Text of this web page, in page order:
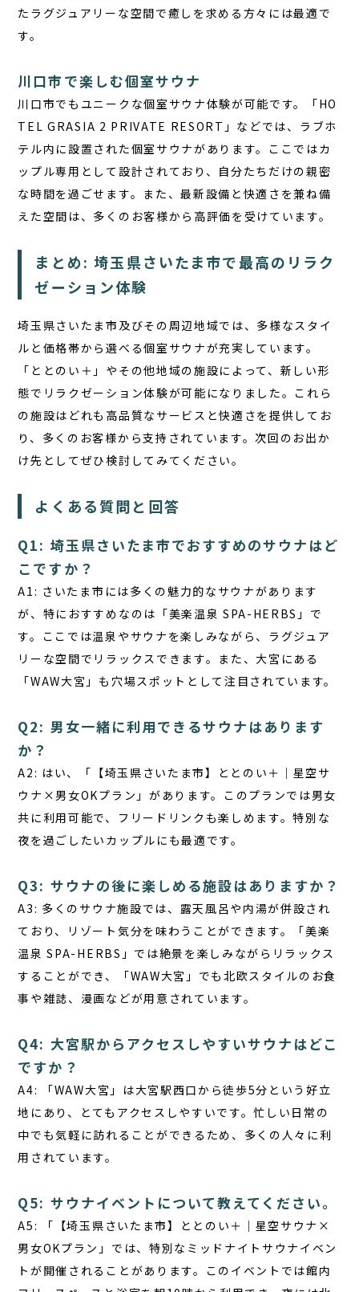
たラグジュアリーな空間で癒しを求める方々には最適で
す。
川口市で楽しむ個室サウナ
川口市でもユニークな個室サウナ体験が可能です。「HO
TEL GRASIA 2 PRIVATE RESORT」などでは、ラブホ
テル内に設置された個室サウナがあります。ここではカ
ップル専用として設計されており、自分たちだけの親密
な時間を過ごせます。また、最新設備と快適さを兼ね備
えた空間は、多くのお客様から高評価を受けています。
まとめ: 埼玉県さいたま市で最高のリラク
ゼーション体験
埼玉県さいたま市及びその周辺地域では、多様なスタイ
ルと価格帯から選べる個室サウナが充実しています。
「ととのい＋」やその他地域の施設によって、新しい形
態でリラクゼーション体験が可能になりました。これら
の施設はどれも高品質なサービスと快適さを提供してお
り、多くのお客様から支持されています。次回のお出か
け先としてぜひ検討してみてください。
よくある質問と回答
Q1: 埼玉県さいたま市でおすすめのサウナはど
こですか？
A1: さいたま市には多くの魅力的なサウナがあります
が、特におすすめなのは「美楽温泉 SPA-HERBS」で
す。ここでは温泉やサウナを楽しみながら、ラグジュア
リーな空間でリラックスできます。また、大宮にある
「WAW大宮」も穴場スポットとして注目されています。
Q2: 男女一緒に利用できるサウナはあります
か？
A2: はい、「【埼玉県さいたま市】ととのい＋｜星空サ
ウナ×男女OKプラン」があります。このプランでは男女
共に利用可能で、フリードリンクも楽しめます。特別な
夜を過ごしたいカップルにも最適です。
Q3: サウナの後に楽しめる施設はありますか？
A3: 多くのサウナ施設では、露天風呂や内湯が併設され
ており、リゾート気分を味わうことができます。「美楽
温泉 SPA-HERBS」では絶景を楽しみながらリラックス
することができ、「WAW大宮」でも北欧スタイルのお食
事や雑誌、漫画などが用意されています。
Q4: 大宮駅からアクセスしやすいサウナはどこ
ですか？
A4:
「WAW大宮」は大宮駅西口から徒歩5分という好立
地にあり、とてもアクセスしやすいです。忙しい日常の
中でも気軽に訪れることができるため、多くの人々に利
用されています。
Q5: サウナイベントについて教えてください。
A5:
「【埼玉県さいたま市】ととのい＋｜星空サウナ×
男女OKプラン」では、特別なミッドナイトサウナイベン
トが開催されることがあります。このイベントでは館内